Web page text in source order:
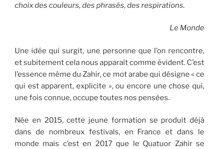
choix des couleurs, des phrasés, des respirations.
Le Monde
Une idée qui surgit, une personne que l’on rencontre,
et subitement cela nous apparaît comme évident. C’est
l’essence même du Zahir, ce mot arabe qui désigne « ce
qui est apparent, explicite », ou encore une chose qui,
une fois connue, occupe toutes nos pensées.
Née en 2015, cette jeune formation se produit déjà
dans de nombreux festivals, en France et dans le
monde mais c’est en 2017 que le Quatuor Zahir se